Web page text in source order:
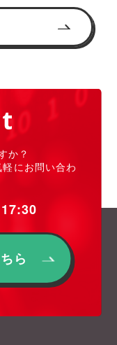
か？
にお問い合わ
ら